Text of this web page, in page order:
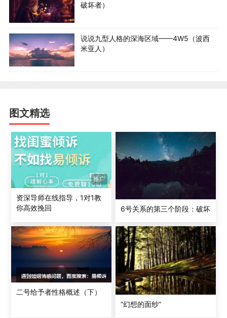
英国著名的浪漫主义诗人雪莱，也是4号型的代表。雪莱出
身于一个富庶的家庭，有着显赫 的权势和地位，但他却天
荒野上休息,他的手里总是捧着一本书。经过这样的熏陶 和
锻炼，在他很小的时候，便开始尝试写作诗歌。后来，在
伊顿的几年里，雪莱和他的一位好友合 作了《流浪的犹太
人》和《扎斯特罗奇》，一经出版,便震惊了英国文坛。
雪莱是位无神论者,这在当时来说，是极不合时宜的。所
以，他遭受到很多打击和污蔑，尽管 如此,但他痴心不改，
醉心于文学创作。于是他的作品不断地问世，如《阿拉斯
特》《麦布女王》《一 朵枯萎的紫罗兰》《伊斯兰起义》
《希腊》《无神论的必然》《阿童尼》等。尤其是在1818
年至1819 年年间，雪莱完成了两部重要的长诗《解放了的
普罗米修斯》和《倩契》，以及著名的《西风颂》。雪 莱
追求理想的世界，反对残暴的统治以及腐朽的现实，他的
诗歌充满了革命的精神。在那个年代， 雪莱几乎就是英国
工人运动的号角和旗帜。
美国著名演员马龙•白兰度也是典型的4号型，他自然、完
破坏者）
说说九型人格的深海区域——4W5（波西
米亚人）
图文精选
推广
资深导师在线指导，1对1教
你高效挽回
6号关系的第三个阶段：破坏
二号给予者性格概述（下）
“幻想的面纱”